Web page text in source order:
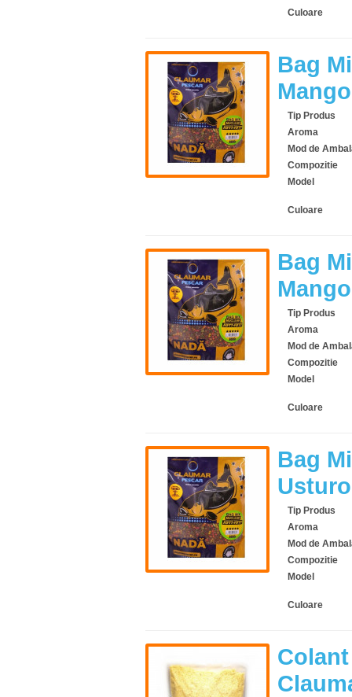
Culoare
Bag
Tip Produs
Aroma
Mod de
Compozitie
Model
Culoare
Bag
Tip Produs
Aroma
Mod de
Compozitie
Model
Culoare
Bag
Tip Produs
Aroma
Mod de
Compozitie
Model
Culoare